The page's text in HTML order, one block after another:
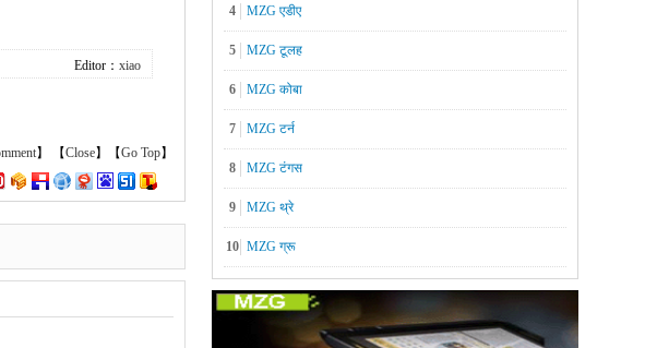
Editor： xiao
】 【Close】【Go Top】
4 MZG एडीए
5 MZG टूलह
6 MZG कोबा
7 MZG टर्न
8 MZG टंगस
9 MZG थ्रे
10 MZG ग्रू